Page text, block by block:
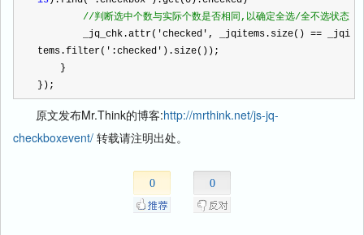
//判断选中个数与实际个数是否相同,以确定全选/全不选状态
        _jq_chk.attr(
'checked ' , _jqitems.size() == _jqi
tems.filter( ' :checked ' ).size());
    }
});
原文发布Mr.Think的博客:http://mrthink.net/js-jq-
checkboxevent/ 转载请注明出处。
0 0